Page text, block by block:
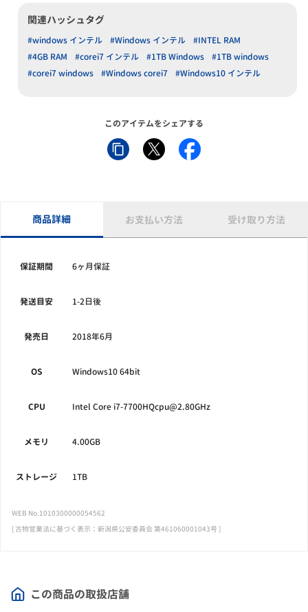
関連ハッシュタグ
#windows インテル #Windows インテル
#INTEL RAM
#4GB RAM
#corei7 インテル #1TB Windows
#1TB windows
#corei7 windows
#Windows corei7 #Windows10 インテル
このアイテムをシェアする
この商品の取扱店舗
商品詳細 お支払い方法 受け取り方法
保証期間 6ヶ月保証
発送目安 1-2日後
発売日 2018年6月
OS Windows10 64bit
CPU Intel Core i7-7700HQcpu@2.80GHz
メモリ 4.00GB
ストレージ 1TB
WEB No.1010300000054562
[ 古物営業法に基づく表示：新潟県公安委員会 第461060001043号 ]